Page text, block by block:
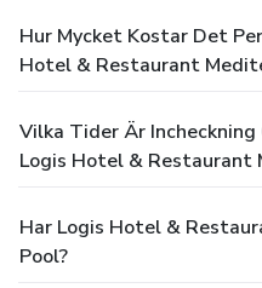
Hur Mycket Kostar Det
Hotel & Restaurant
Vilka Tider Är Incheckning
Logis Hotel & Restaurant
Har Logis Hotel &
Pool?